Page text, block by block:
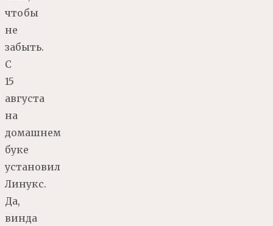
чтобы
не
забыть.
С
15
августа
на
домашнем
буке
установил
Линукс.
Да,
винда